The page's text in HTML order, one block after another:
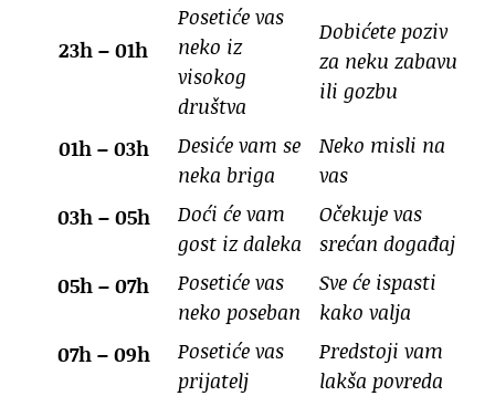
23h – 01h
Posetiće vas
neko iz
visokog
društva
Dobićete poziv
za neku zabavu
ili gozbu
01h – 03h
Desiće vam se
neka briga
Neko misli na
vas
03h – 05h
Doći će vam
gost iz daleka
Očekuje vas
srećan događaj
05h – 07h
Posetiće vas
neko poseban
Sve će ispasti
kako valja
07h – 09h
Posetiće vas
prijatelj
Predstoji vam
lakša povreda